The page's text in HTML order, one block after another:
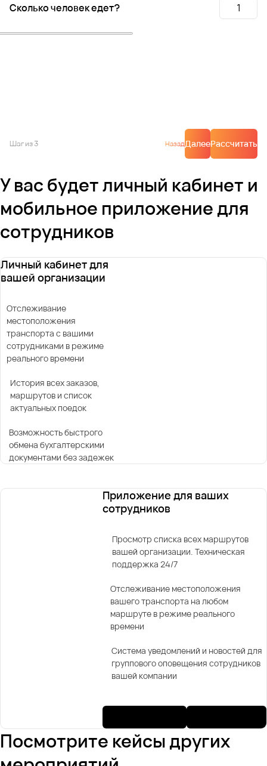
Сколько человек едет?
Шагиз 3 НазадДалееРассчитать
У вас будет личный кабинет и
мобильное приложение для
сотрудников
Личный кабинет для
вашей организации
Отслеживание
местоположения
транспорта с вашими
сотрудниками в режиме
реального времени
История всех заказов,
маршрутов и список
актуальных поедок
Возможность быстрого
обмена бухгалтерскими
документами без задежек
Приложение для ваших
сотрудников
Просмотр списка всех маршрутов
вашей организации. Техническая
поддержка 24/7
Отслеживание местоположения
вашего транспорта на любом
маршруте в режиме реального
времени
Система уведомлений и новостей для
группового оповещения сотрудников
вашей компании
Посмотрите кейсы других